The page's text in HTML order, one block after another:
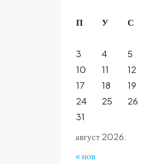
август 2026.
П У С
3
4 5
10
11 12
17
18 19
24
25 26
31
« нов